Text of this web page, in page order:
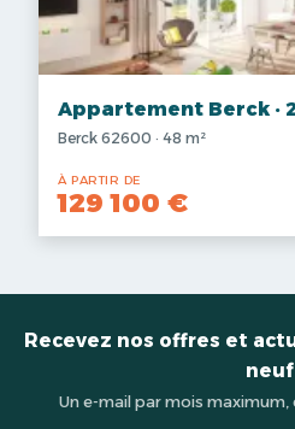
Appartement Berck ·
Berck 62600 · 48 m²
À PARTIR DE
129 100 €
Recevez nos offres et
neuf
Un e-mail par mois maximum,